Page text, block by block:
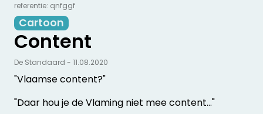
referentie: qnfggf
Cartoon
Content
"Vlaamse content?"
"Daar hou je de Vlaming niet mee content..."
De Standaard - 11.08.2020